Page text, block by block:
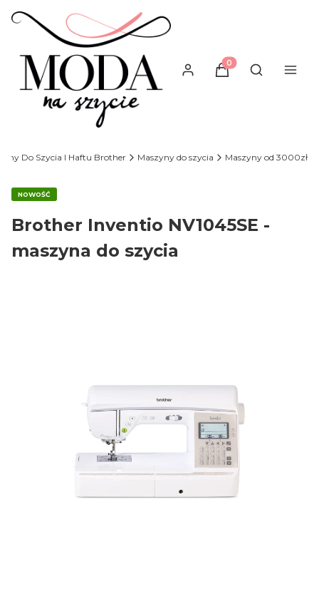
Produkty w
Otwórz
Do Szycia I Haftu Brother Maszyny do szycia Maszyny od 3000zł
NOWOŚĆ
Brother Inventio NV1045SE -
maszyna do szycia